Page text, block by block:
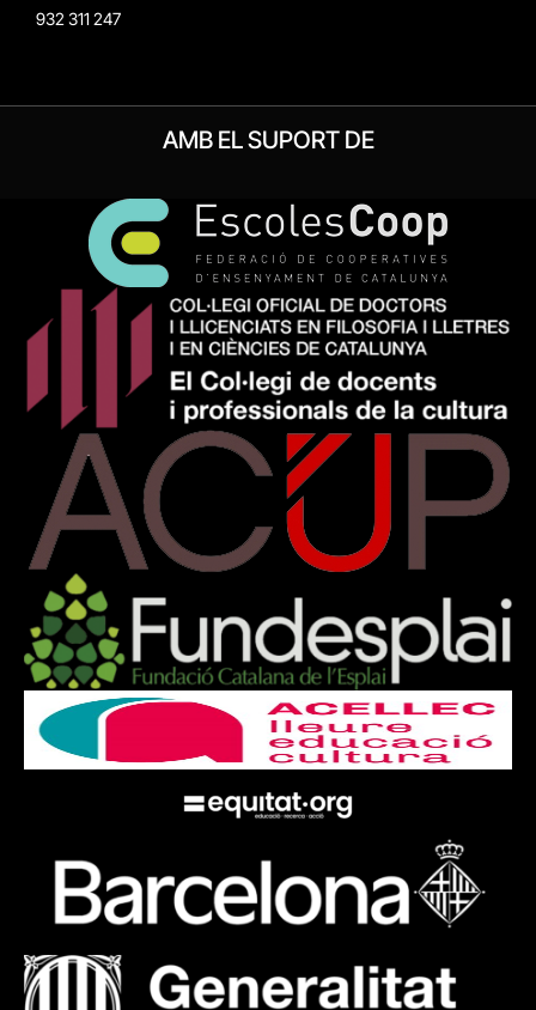
932 311 247
AMB EL SUPORT DE